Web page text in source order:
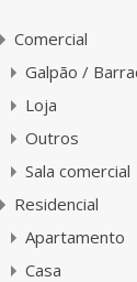
Comercial
Galpão /
Loja
Outros
Sala comercial
Residencial
Apartamento
Casa